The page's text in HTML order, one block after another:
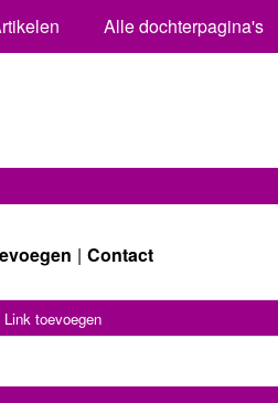
Alle dochterpagina's
Contact
Link toevoegen